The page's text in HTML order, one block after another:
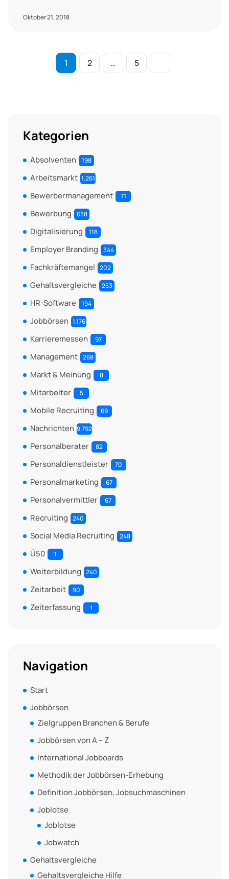
Oktober 21, 2018
1 2 … 5
Kategorien
Absolventen 198
Arbeitsmarkt 1.261
Bewerbermanagement 71
Bewerbung 638
Digitalisierung 118
Employer Branding 344
Fachkräftemangel 202
Gehaltsvergleiche 253
HR-Software 194
Jobbörsen 1.176
Karrieremessen 97
Management 268
Markt & Meinung 8
Mitarbeiter 5
Mobile Recruiting 69
Nachrichten 9.792
Personalberater 82
Personaldienstleister 70
Personalmarketing 67
Personalvermittler 67
Recruiting 240
Social Media Recruiting 248
Ü50 1
Weiterbildung 240
Zeitarbeit 90
Zeiterfassung 1
Navigation
Start
Jobbörsen
Zielgruppen Branchen & Berufe
Jobbörsen von A – Z
International Jobboards
Methodik der Jobbörsen-Erhebung
Definition Jobbörsen, Jobsuchmaschinen
Joblotse
Joblotse
Jobwatch
Gehaltsvergleiche
Gehaltsvergleiche Hilfe